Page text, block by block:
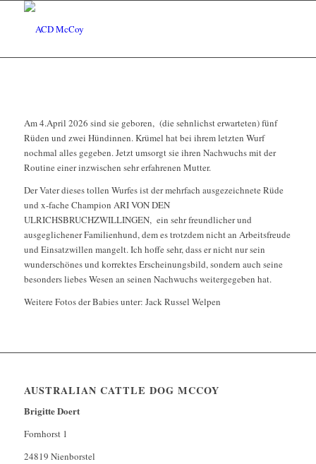
Am 4.April 2026 sind sie geboren, (die sehnlichst erwarteten) fünf
Rüden und zwei Hündinnen. Krümel hat bei ihrem letzten Wurf
nochmal alles gegeben. Jetzt umsorgt sie ihren Nachwuchs mit der
Routine einer inzwischen sehr erfahrenen Mutter.
Der Vater dieses tollen Wurfes ist der mehrfach ausgezeichnete Rüde
und x-fache Champion ARI VON DEN
ULRICHSBRUCHZWILLINGEN, ein sehr freundlicher und
ausgeglichener Familienhund, dem es trotzdem nicht an Arbeitsfreude
und Einsatzwillen mangelt. Ich hoffe sehr, dass er nicht nur sein
wunderschönes und korrektes Erscheinungsbild, sondern auch seine
besonders liebes Wesen an seinen Nachwuchs weitergegeben hat.
Weitere Fotos der Babies unter: Jack Russel Welpen
AUSTRALIAN CATTLE DOG MCCOY
Brigitte Doert
Fornhorst 1
24819 Nienborstel